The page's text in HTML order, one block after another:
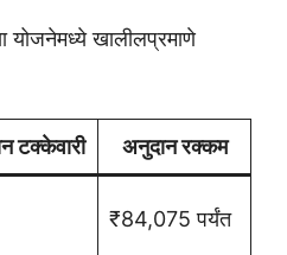
योजनेमध्ये खालीलप्रमाणे
टक्केवारी अनुदान रक्कम
₹84,075 पर्यंत